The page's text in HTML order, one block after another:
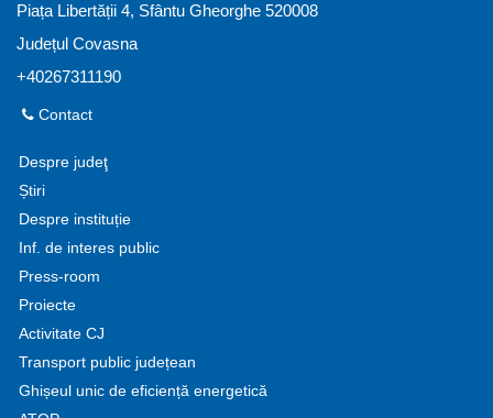
Piața Libertății 4, Sfântu Gheorghe 520008
Județul Covasna
+40267311190
Contact
Despre judeţ
Știri
Despre instituție
Inf. de interes public
Press-room
Proiecte
Activitate CJ
Transport public județean
Ghișeul unic de eficiență energetică